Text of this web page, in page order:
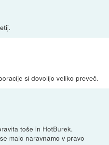
si dovolijo veliko preveč.
toše in HotBurek.
malo naravnamo v pravo